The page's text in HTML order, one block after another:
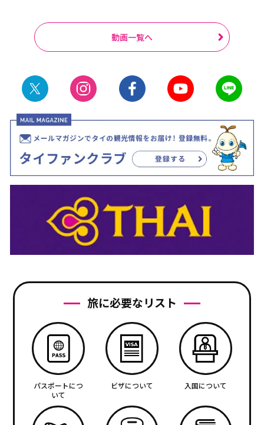
動画一覧へ
旅に必要なリスト
パスポートにつ
いて
ビザについて 入国について